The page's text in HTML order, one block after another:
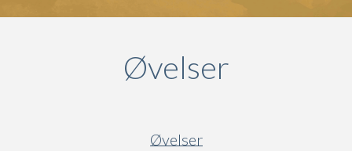
Øvelser
Øvelser